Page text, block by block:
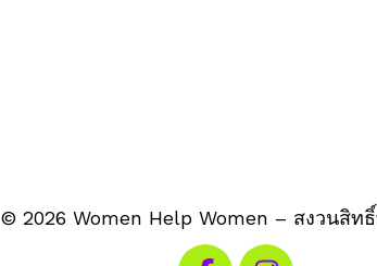
© 2026 Women Help Women – สงวนสิท